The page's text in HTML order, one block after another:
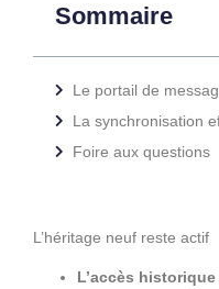
Sommaire
Foire aux questions
L’héritage neuf reste actif
L’accès historique